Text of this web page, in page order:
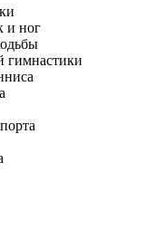
и ног
гимнастики